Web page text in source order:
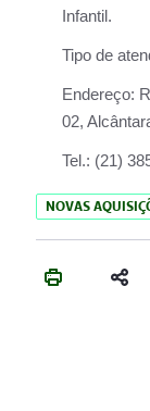
Infantil.
Tipo de
Endereço:
02,
Tel.: (21)
NOVAS